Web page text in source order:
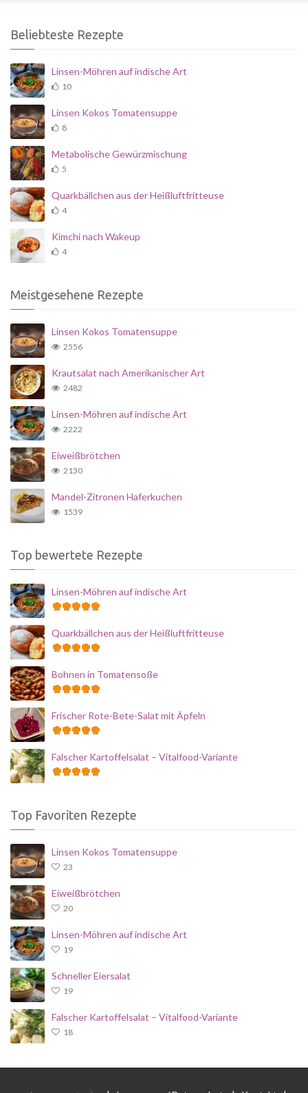
Beliebteste Rezepte
Linsen-Möhren auf indische Art
10
Linsen Kokos Tomatensuppe
8
Metabolische Gewürzmischung
5
Quarkbällchen aus der Heißluftfritteuse
4
Kimchi nach Wakeup
4
Meistgesehene Rezepte
Linsen Kokos Tomatensuppe
2556
Krautsalat nach Amerikanischer Art
2482
Linsen-Möhren auf indische Art
2222
Eiweißbrötchen
2130
Mandel-Zitronen Haferkuchen
1539
Top bewertete Rezepte
Linsen-Möhren auf indische Art
Quarkbällchen aus der Heißluftfritteuse
Bohnen in Tomatensoße
Frischer Rote-Bete-Salat mit Äpfeln
Falscher Kartoffelsalat – Vitalfood-Variante
Top Favoriten Rezepte
Linsen Kokos Tomatensuppe
23
Eiweißbrötchen
20
Linsen-Möhren auf indische Art
19
Schneller Eiersalat
19
Falscher Kartoffelsalat – Vitalfood-Variante
18